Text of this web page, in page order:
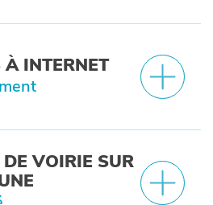
À INTERNET
VOIRIE SUR